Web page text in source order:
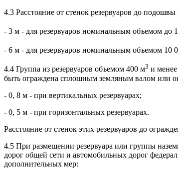
4.3 Расстояние от стенок резервуаров до
- 3 м - для резервуаров номинальным объемом до
- 6 м - для резервуаров номинальным объемом 10
4.4 Группа из резервуаров объемом 400 м3 и
быть ограждена сплошным земляным валом или
- 0, 8 м - при вертикальных резервуарах;
- 0, 5 м - при горизонтальных резервуарах.
Расстояние от стенок этих резервуаров до
4.5 При размещении резервуара или группы
дорог общей сети и автомобильных дорог
дополнительных мер: